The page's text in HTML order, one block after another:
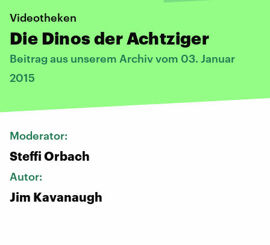
Videotheken
Die Dinos der Achtziger
Beitrag aus unserem Archiv vom 03. Januar
2015
Moderator:
Steffi Orbach
Autor:
Jim Kavanaugh